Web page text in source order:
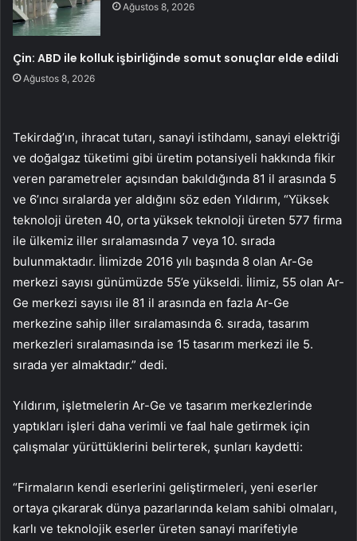
Ağustos 8, 2026
Çin: ABD ile kolluk işbirliğinde somut sonuçlar elde edildi
Ağustos 8, 2026
Tekirdağ’ın, ihracat tutarı, sanayi istihdamı, sanayi elektriği
ve doğalgaz tüketimi gibi üretim potansiyeli hakkında fikir
veren parametreler açısından bakıldığında 81 il arasında 5
ve 6’ıncı sıralarda yer aldığını söz eden Yıldırım, “Yüksek
teknoloji üreten 40, orta yüksek teknoloji üreten 577 firma
ile ülkemiz iller sıralamasında 7 veya 10. sırada
bulunmaktadır. İlimizde 2016 yılı başında 8 olan Ar-Ge
merkezi sayısı günümüzde 55’e yükseldi. İlimiz, 55 olan Ar-
Ge merkezi sayısı ile 81 il arasında en fazla Ar-Ge
merkezine sahip iller sıralamasında 6. sırada, tasarım
merkezleri sıralamasında ise 15 tasarım merkezi ile 5.
sırada yer almaktadır.” dedi.
Yıldırım, işletmelerin Ar-Ge ve tasarım merkezlerinde
yaptıkları işleri daha verimli ve faal hale getirmek için
çalışmalar yürüttüklerini belirterek, şunları kaydetti:
“Firmaların kendi eserlerini geliştirmeleri, yeni eserler
ortaya çıkararak dünya pazarlarında kelam sahibi olmaları,
karlı ve teknolojik eserler üreten sanayi marifetiyle